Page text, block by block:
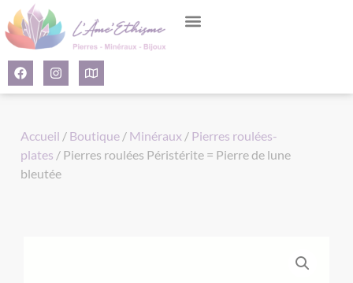
Accueil / Boutique / Minéraux / Pierres roulées-
plates / Pierres roulées Péristérite = Pierre de lune
bleutée
Panneau de gestion des cookies